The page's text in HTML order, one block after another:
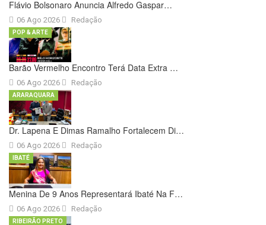
Flávio Bolsonaro Anuncia Alfredo Gaspar…
06 Ago 2026 Redação
Barão Vermelho Encontro Terá Data Extra …
06 Ago 2026
POP & ARTE
Redação
Dr. Lapena E Dimas Ramalho Fortalecem Di…
06 Ago 2026
ARARAQUARA
Redação
Menina De 9 Anos Representará Ibaté Na F…
06 Ago 2026
IBATÉ
Redação
RIBEIRÃO PRETO